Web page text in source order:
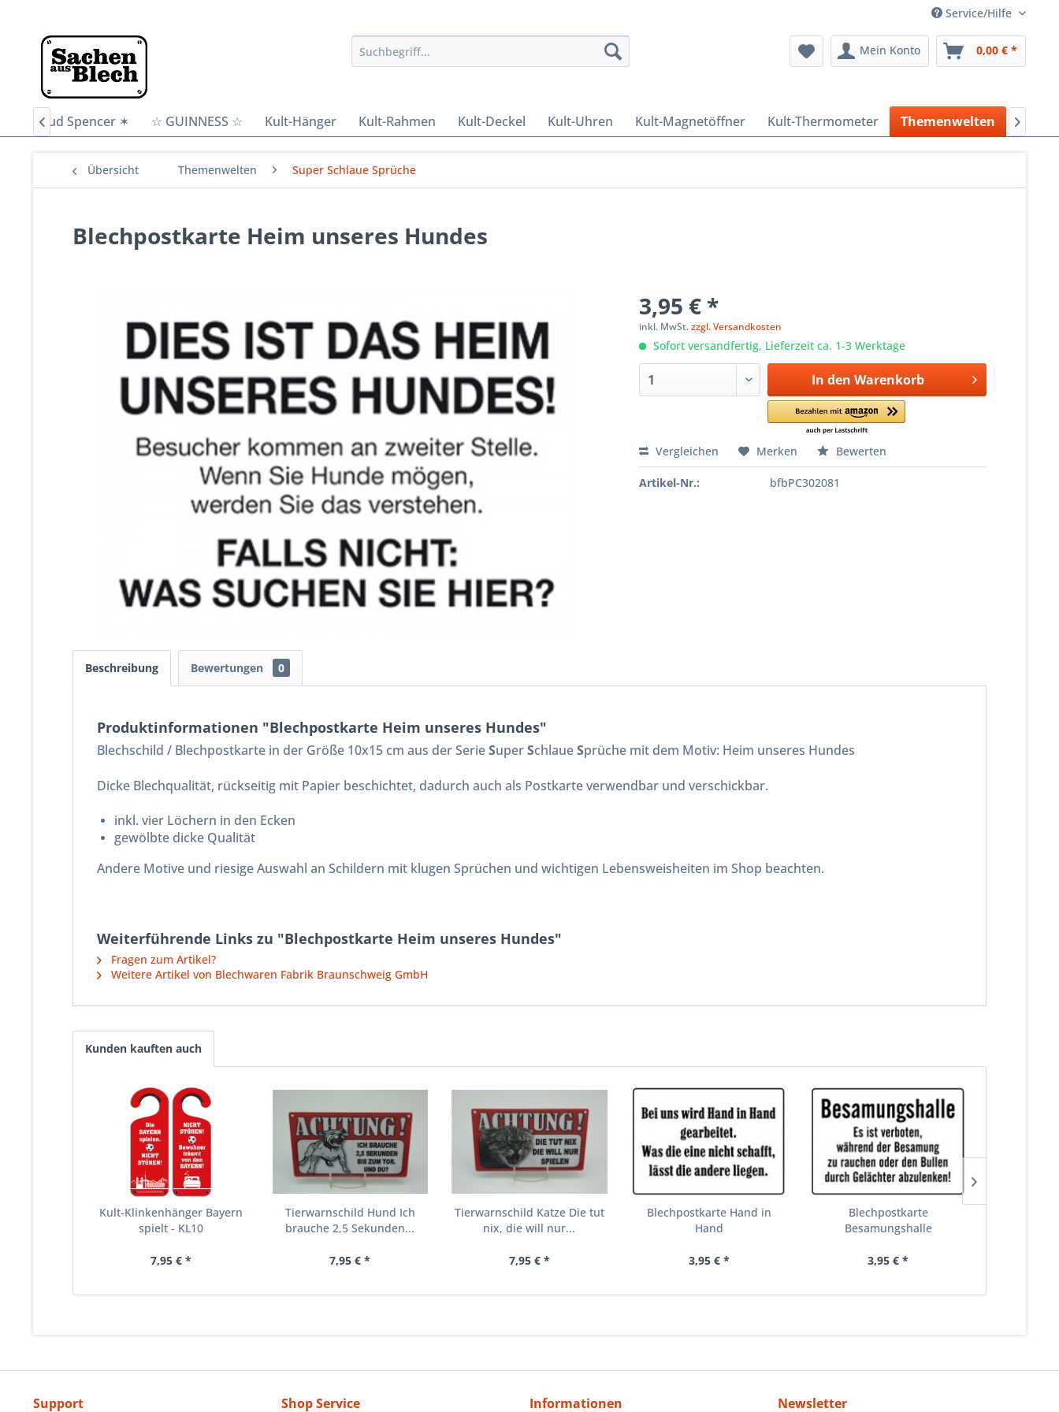
Service/Hilfe
Mein Konto 0,00 € *
✶ Bud Spencer ✶ ☆ GUINNESS ☆ Kult-Hänger Kult-Rahmen Kult-Deckel Kult-Uhren Kult-Magnetöffner Kult-Thermometer Themenwelten
 
Übersicht Themenwelten Super Schlaue Sprüche
Blechpostkarte Heim unseres Hundes
3,95 € *
inkl. MwSt.zzgl. Versandkosten
Sofort versandfertig, Lieferzeit ca. 1-3 Werktage
In den Warenkorb
Vergleichen Merken Bewerten
Artikel-Nr.: bfbPC302081
Beschreibung Bewertungen 0
Produktinformationen "Blechpostkarte Heim unseres Hundes"
Blechschild / Blechpostkarte in der Größe 10x15 cm aus der SerieSuperSchlaueSprüche mit dem Motiv: Heim unseres Hundes
Dicke Blechqualität, rückseitig mit Papier beschichtet, dadurch auch als Postkarte verwendbar und verschickbar.
inkl. vier Löchern in den Ecken
gewölbte dicke Qualität
Andere Motive und riesige Auswahl an Schildern mit klugen Sprüchen und wichtigen Lebensweisheiten im Shop beachten.
Weiterführende Links zu "Blechpostkarte Heim unseres Hundes"
Fragen zum Artikel?
Weitere Artikel von Blechwaren Fabrik Braunschweig GmbH
Kunden kauften auch
Kult-Klinkenhänger Bayern
spielt - KL10
7,95 € *
Tierwarnschild Hund Ich
brauche 2,5 Sekunden...
7,95 € *
Tierwarnschild Katze Die tut
nix, die will nur...
7,95 € *
Blechpostkarte Hand in
Hand
3,95 € *
Blechpostkarte
Besamungshalle
3,95 € *
Support Shop Service Informationen Newsletter